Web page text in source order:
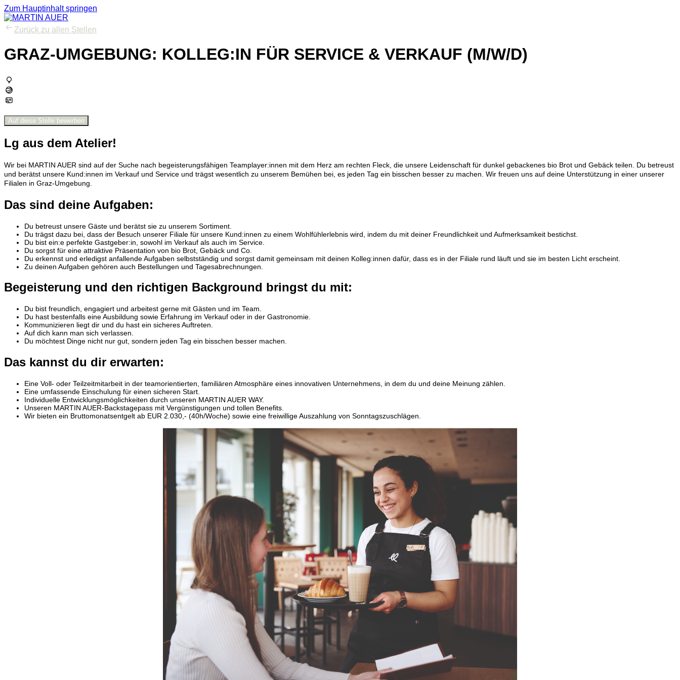
Zum Hauptinhalt springen
Zurück zu allen Stellen
GRAZ-UMGEBUNG: KOLLEG:IN FÜR SERVICE & VERKAUF (M/W/D)
Auf diese Stelle bewerben
Lg aus dem Atelier!
Wir bei MARTIN AUER sind auf der Suche nach begeisterungsfähigen Teamplayer:innen mit dem Herz am rechten Fleck, die unsere Leidenschaft für dunkel gebackenes bio Brot und Gebäck teilen. Du betreust
und berätst unsere Kund:innen im Verkauf und Service und trägst wesentlich zu unserem Bemühen bei, es jeden Tag ein bisschen besser zu machen. Wir freuen uns auf deine Unterstützung in einer unserer
Filialen in Graz-Umgebung.
Das sind deine Aufgaben:
Du betreust unsere Gäste und berätst sie zu unserem Sortiment.
Du trägst dazu bei, dass der Besuch unserer Filiale für unsere Kund:innen zu einem Wohlfühlerlebnis wird, indem du mit deiner Freundlichkeit und Aufmerksamkeit bestichst.
Du bist ein:e perfekte Gastgeber:in, sowohl im Verkauf als auch im Service.
Du sorgst für eine attraktive Präsentation von bio Brot, Gebäck und Co.
Du erkennst und erledigst anfallende Aufgaben selbstständig und sorgst damit gemeinsam mit deinen Kolleg:innen dafür, dass es in der Filiale rund läuft und sie im besten Licht erscheint.
Zu deinen Aufgaben gehören auch Bestellungen und Tagesabrechnungen.
Begeisterung und den richtigen Background bringst du mit:
Du bist freundlich, engagiert und arbeitest gerne mit Gästen und im Team.
Du hast bestenfalls eine Ausbildung sowie Erfahrung im Verkauf oder in der Gastronomie.
Kommunizieren liegt dir und du hast ein sicheres Auftreten.
Auf dich kann man sich verlassen.
Du möchtest Dinge nicht nur gut, sondern jeden Tag ein bisschen besser machen.
Das kannst du dir erwarten:
Eine Voll- oder Teilzeitmitarbeit in der teamorientierten, familiären Atmosphäre eines innovativen Unternehmens, in dem du und deine Meinung zählen.
Eine umfassende Einschulung für einen sicheren Start.
Individuelle Entwicklungsmöglichkeiten durch unseren MARTIN AUER WAY.
Unseren MARTIN AUER-Backstagepass mit Vergünstigungen und tollen Benefits.
Wir bieten ein Bruttomonatsentgelt ab EUR 2.030,- (40h/Woche) sowie eine freiwillige Auszahlung von Sonntagszuschlägen.